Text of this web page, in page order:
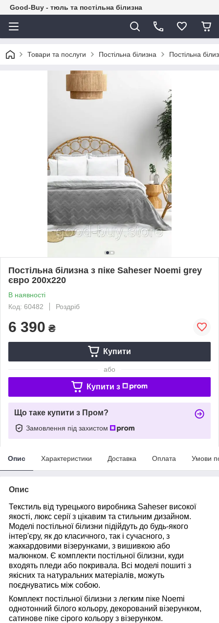
Good-Buy - тюль та постільна білизна
Товари та послуги Постільна білизна Постільна
Постільна білизна з піке Saheser Noemi grey
євро 200х220
В наявності
Код: 60482
Роздріб
6 390 ₴
Купити
або
Купити з
Що таке купити з Пром?
Замовлення під захистом
Опис Характеристики Доставка Оплата Умови
Опис
Текстиль від турецького виробника Saheser високої
якості, люкс серії з цікавим та стильним дизайном.
Моделі постільної білизни підійдуть до будь-якого
інтер'єру, як до класичного, так і сучасного, з
жаккардовими візерунками, з вишивкою або
малюнком. Є комплекти постільної білизни, куди
входять пледи або покривала. Всі моделі пошиті з
якісних та натуральних матеріалів, можуть
поєднуватись між собою.
Комплект постільної білизни з легким піке Noemi
однотонний білого кольору, декорований візерунком,
сатинове піке сірого кольору з візерунком.